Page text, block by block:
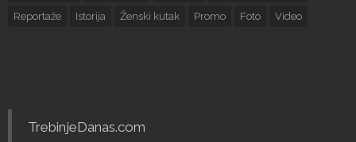
Reportaže Istorija Ženski kutak Promo Foto Video
TrebinjeDanas.com